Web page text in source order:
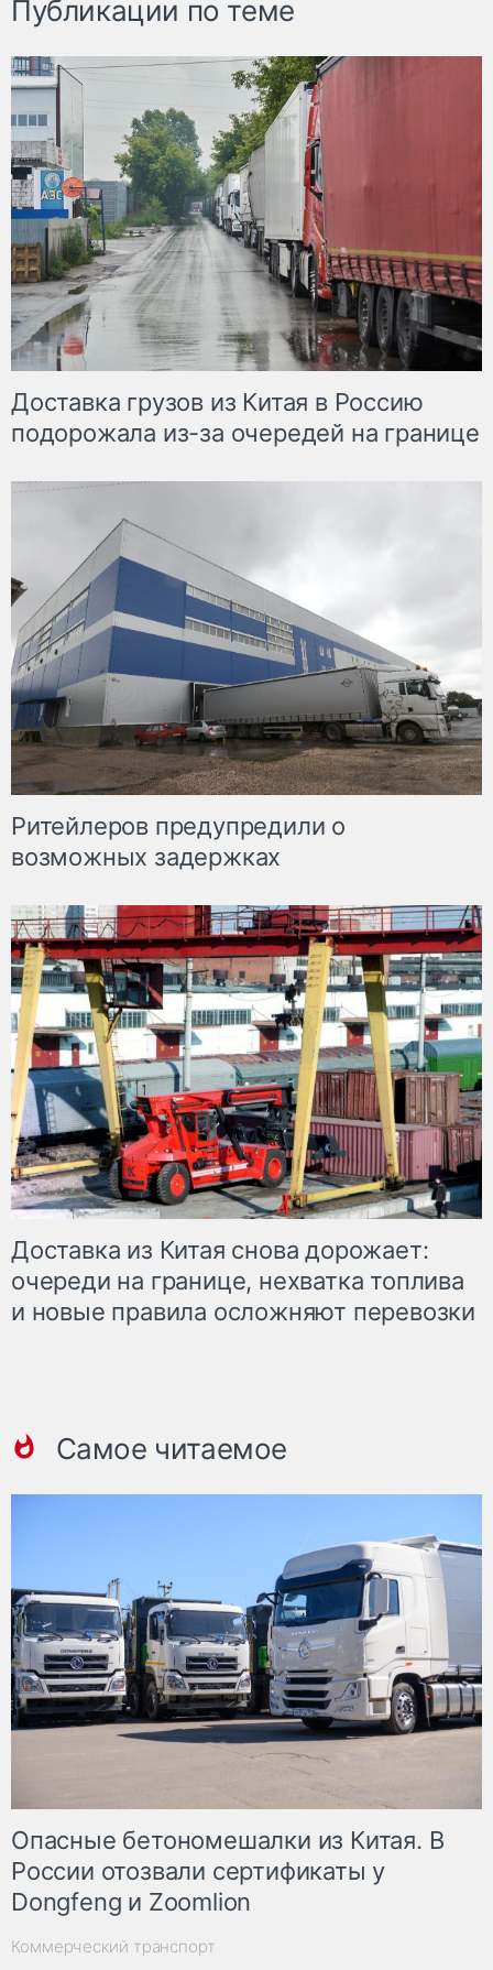
Публикации по теме
Доставка грузов из Китая в Россию
подорожала из-за очередей на границе
Ритейлеров предупредили о
возможных задержках
Доставка из Китая снова дорожает:
очереди на границе, нехватка топлива
и новые правила осложняют перевозки
Самое читаемое
Опасные бетономешалки из Китая. В
России отозвали сертификаты у
Dongfeng и Zoomlion
Коммерческий транспорт